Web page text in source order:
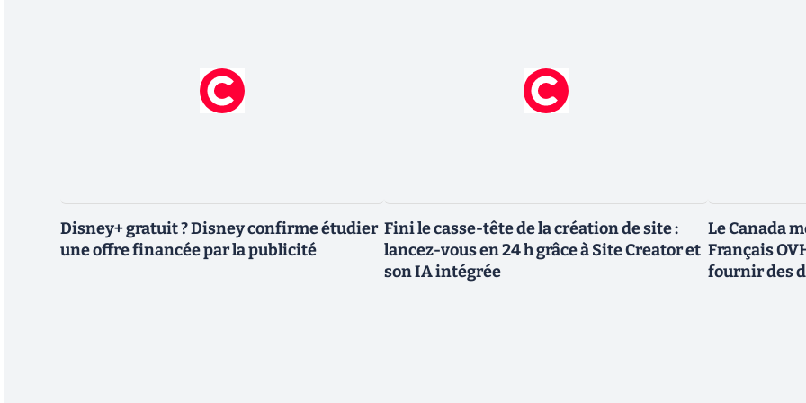
Disney+ gratuit ? Disney confirme étudier
une offre financée par la publicité
Fini le casse-tête de la création de site :
lancez-vous en 24 h grâce à Site Creator et
son IA intégrée
Le Canada
Français
fournir des